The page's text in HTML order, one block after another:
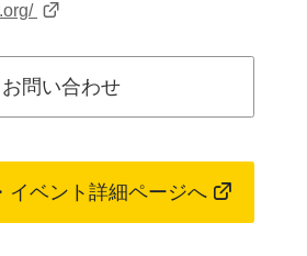
お問い合わせ
イベント詳細ページへ